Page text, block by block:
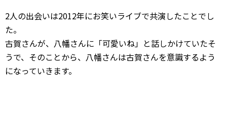
2人の出会いは2012年にお笑いライブで共演したことでし
た。
古賀さんが、八幡さんに「可愛いね」と話しかけていたそ
うで、そのことから、八幡さんは古賀さんを意識するよう
になっていきます。